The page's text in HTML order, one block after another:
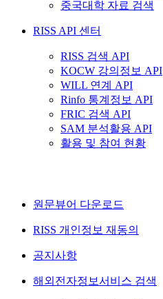
중국대학 자료 검색
RISS API 센터
RISS 검색 API
KOCW 강의정보 API
WILL 연계 API
Rinfo 통계정보 API
FRIC 검색 API
SAM 분석활용 API
활용 및 참여 현황
원문뷰어 다운로드
RISS 개인정보 재동의
공지사항
해외전자정보서비스 검색